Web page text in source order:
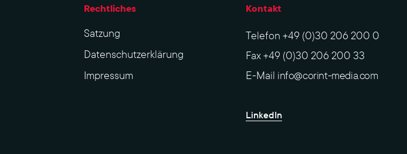
Rechtliches
Sat­zung
Datenschutzerklärung
Impres­sum
Kontakt
Telefon +49 (0)30 206 200 0
Fax+49 (0)30 206 200 33
E-Mail info@corint-media.com
LinkedIn